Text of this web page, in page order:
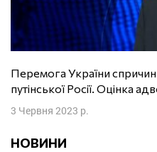
Перемога України спричинить повний демонтаж
путінської Росії.
3 Червня 2023 р.
НОВИНИ